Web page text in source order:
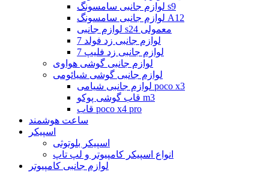
لوازم جانبی سامسونگ s9
لوازم جانبی سامسونگ A12
لوازم جانبی s24 معمولی
لوازم جانبی زد فولد 7
لوازم جانبی زد فلیپ 7
لوازم جانبی گوشی هواوی
لوازم جانبی گوشی شیائومی
لوازم جانبی شیامی poco x3
قاب گوشی پوکو m3
قاب poco x4 pro
ساعت هوشمند
اسپیکر
اسپیکر بلوتوثی
انواع اسپیکر کامپیوتر و لپ تاپ
لوازم جانبی کامپیوتر